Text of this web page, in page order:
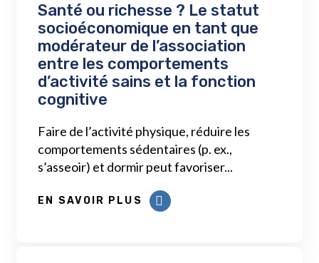
Santé ou richesse ? Le statut
socioéconomique en tant que
modérateur de l’association
entre les comportements
d’activité sains et la fonction
cognitive
Faire de l’activité physique, réduire les
comportements sédentaires (p. ex.,
s’asseoir) et dormir peut favoriser...
EN SAVOIR PLUS